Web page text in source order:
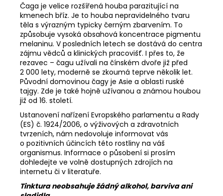
Čaga je velice rozšířená houba parazitující na
kmenech bříz. Je to houba nepravidelného tvaru
těla s výrazným typicky černým zbarvením. To
způsobuje vysoká obsahová koncentrace pigmentu
melaninu. V posledních letech se dostává do centra
zájmu vědců a klinických pracovišť. I přes to, že
rezavec – čagu užívali na čínském dvoře již před
2 000 lety, moderně se zkoumá teprve několik let.
Původní domovinou čagy je Asie a oblasti ruské
tajgy. Zde je také hojně užívanou a známou houbou
již od 16. století.
Ustanovení nařízení Evropského parlamentu a Rady
(ES) č. 1924/2006, o výživových a zdravotních
tvrzeních, nám nedovoluje informovat vás
o pozitivních účincích této rostliny na váš
organismus. Informace o působení si prosím
dohledejte ve volně dostupných zdrojích na
internetu či v literatuře.
Tinktura neobsahuje žádný alkohol, barviva ani
KAKAOVÉ
BOBY
AZTÉCKÉ
KOŘENÍ
99
Kč